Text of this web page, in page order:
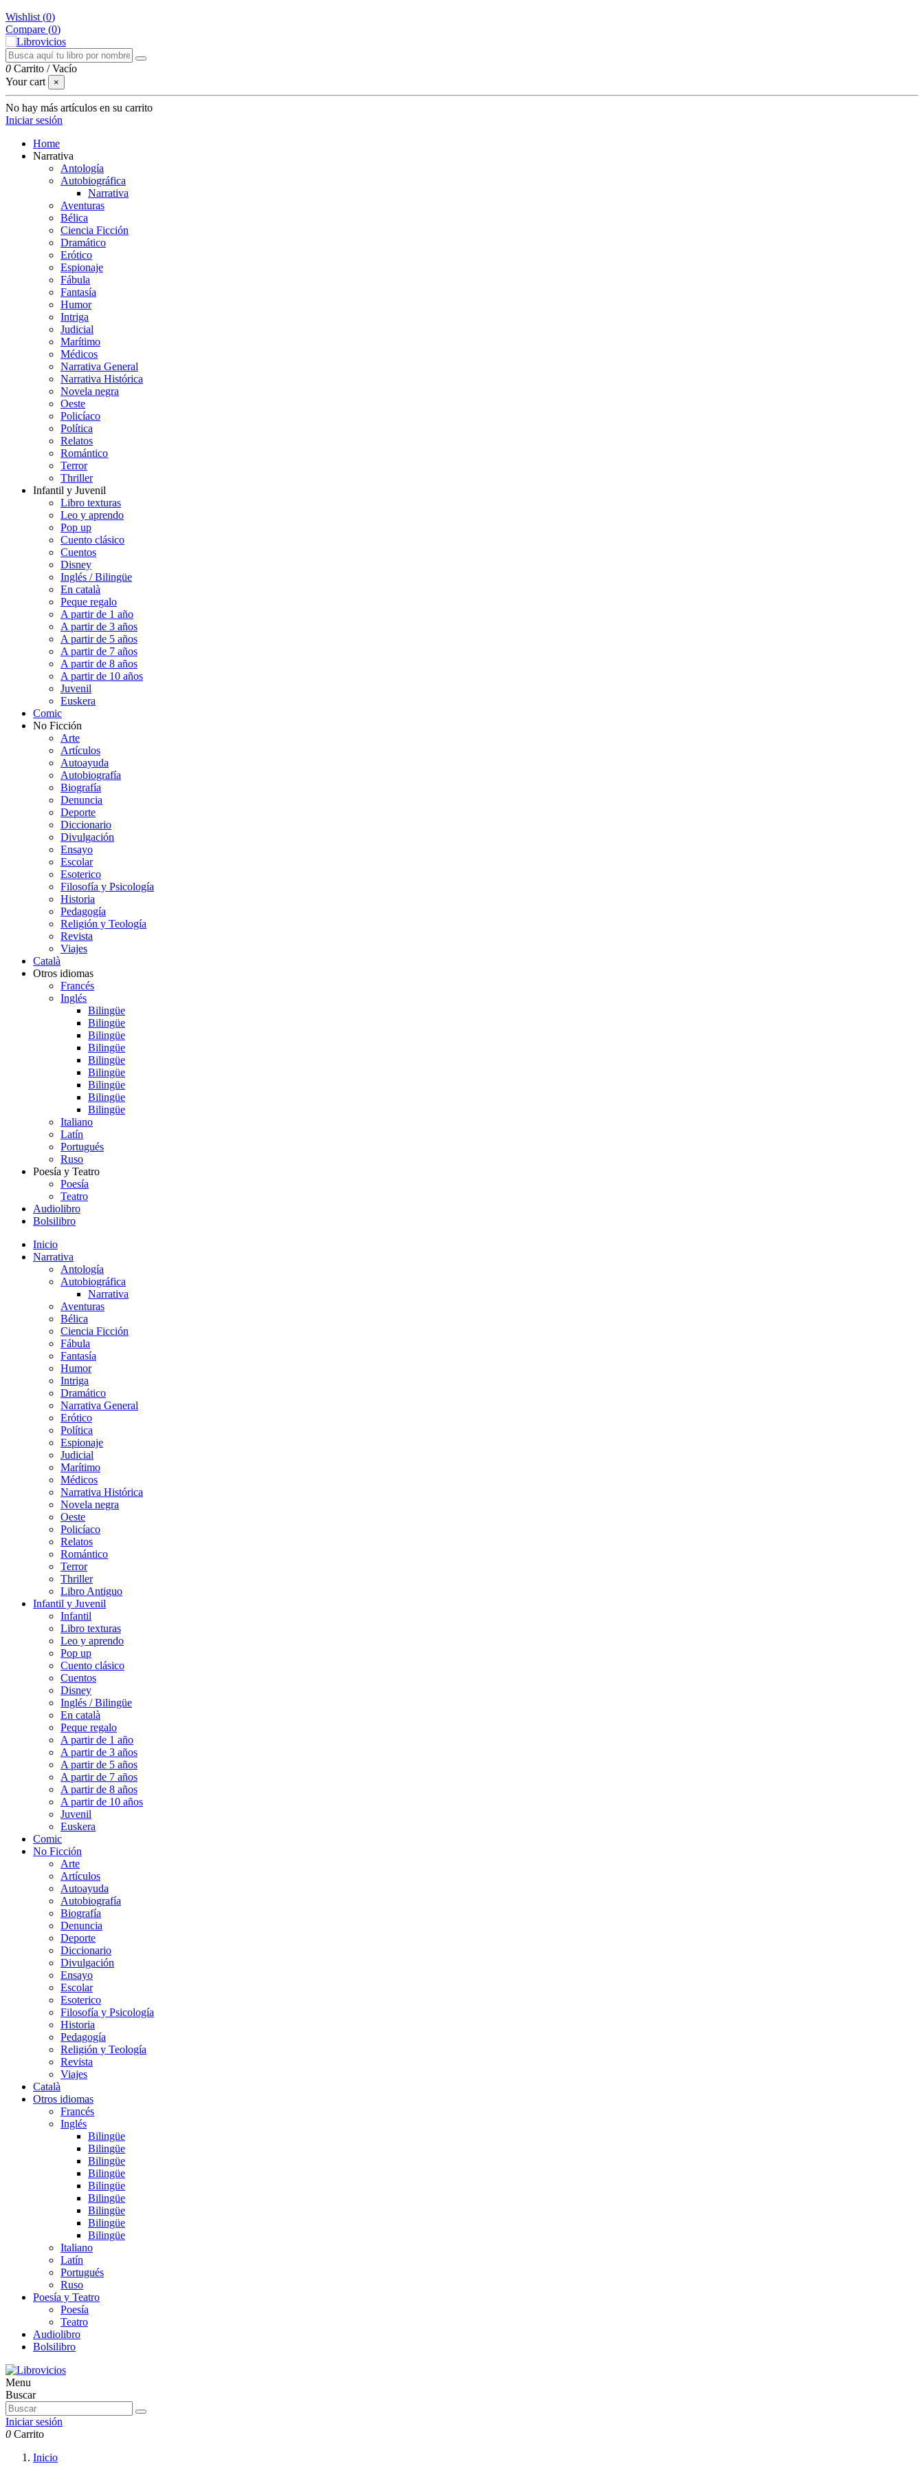
Wishlist (0)
Compare (0)
0 Carrito /Vacío
Your cart
×
No hay más artículos en su carrito
Iniciar sesión
Home
Narrativa
Antología
Autobiográfica
Narrativa
Aventuras
Bélica
Ciencia Ficción
Dramático
Erótico
Espionaje
Fábula
Fantasía
Humor
Intriga
Judicial
Marítimo
Médicos
Narrativa General
Narrativa Histórica
Novela negra
Oeste
Policíaco
Política
Relatos
Romántico
Terror
Thriller
Infantil y Juvenil
Libro texturas
Leo y aprendo
Pop up
Cuento clásico
Cuentos
Disney
Inglés / Bilingüe
En català
Peque regalo
A partir de 1 año
A partir de 3 años
A partir de 5 años
A partir de 7 años
A partir de 8 años
A partir de 10 años
Juvenil
Euskera
Comic
No Ficción
Arte
Artículos
Autoayuda
Autobiografía
Biografía
Denuncia
Deporte
Diccionario
Divulgación
Ensayo
Escolar
Esoterico
Filosofía y Psicología
Historia
Pedagogía
Religión y Teología
Revista
Viajes
Català
Otros idiomas
Francés
Inglés
Bilingüe
Bilingüe
Bilingüe
Bilingüe
Bilingüe
Bilingüe
Bilingüe
Bilingüe
Bilingüe
Italiano
Latín
Portugués
Ruso
Poesía y Teatro
Poesía
Teatro
Audiolibro
Bolsilibro
Inicio
Narrativa
Antología
Autobiográfica
Narrativa
Aventuras
Bélica
Ciencia Ficción
Fábula
Fantasía
Humor
Intriga
Dramático
Narrativa General
Erótico
Política
Espionaje
Judicial
Marítimo
Médicos
Narrativa Histórica
Novela negra
Oeste
Policíaco
Relatos
Romántico
Terror
Thriller
Libro Antiguo
Infantil y Juvenil
Infantil
Libro texturas
Leo y aprendo
Pop up
Cuento clásico
Cuentos
Disney
Inglés / Bilingüe
En català
Peque regalo
A partir de 1 año
A partir de 3 años
A partir de 5 años
A partir de 7 años
A partir de 8 años
A partir de 10 años
Juvenil
Euskera
Comic
No Ficción
Arte
Artículos
Autoayuda
Autobiografía
Biografía
Denuncia
Deporte
Diccionario
Divulgación
Ensayo
Escolar
Esoterico
Filosofía y Psicología
Historia
Pedagogía
Religión y Teología
Revista
Viajes
Català
Otros idiomas
Francés
Inglés
Bilingüe
Bilingüe
Bilingüe
Bilingüe
Bilingüe
Bilingüe
Bilingüe
Bilingüe
Bilingüe
Italiano
Latín
Portugués
Ruso
Poesía y Teatro
Poesía
Teatro
Audiolibro
Bolsilibro
Menu
Buscar
Iniciar sesión
0 Carrito
Inicio